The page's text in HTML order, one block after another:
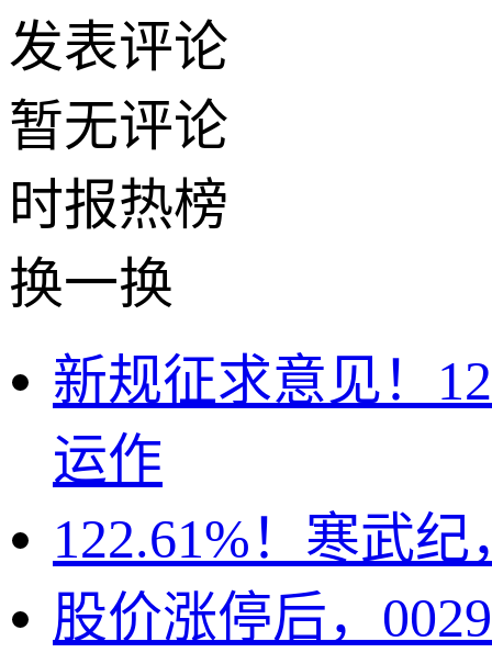
发表评论
暂无评论
时报热榜
换一换
新规征求意见！
运作
122.61%！寒武
股价涨停后，